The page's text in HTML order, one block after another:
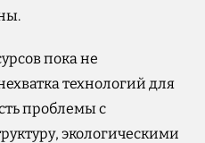
пока не
технологий для
проблемы с
экологическими